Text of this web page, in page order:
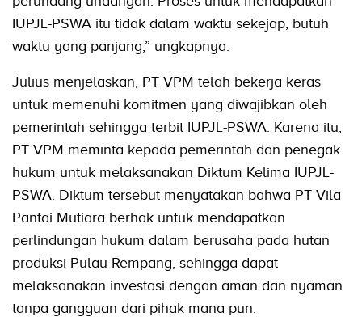
IUPJL-PSWA itu tidak dalam waktu sekejap, butuh
waktu yang panjang,” ungkapnya.
Julius menjelaskan, PT VPM telah bekerja keras
untuk memenuhi komitmen yang diwajibkan oleh
pemerintah sehingga terbit IUPJL-PSWA. Karena itu,
PT VPM meminta kepada pemerintah dan penegak
hukum untuk melaksanakan Diktum Kelima IUPJL-
PSWA. Diktum tersebut menyatakan bahwa PT Vila
Pantai Mutiara berhak untuk mendapatkan
perlindungan hukum dalam berusaha pada hutan
produksi Pulau Rempang, sehingga dapat
melaksanakan investasi dengan aman dan nyaman
tanpa gangguan dari pihak mana pun.